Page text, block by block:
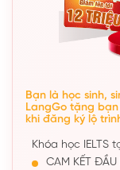
Bạn là học sinh,
LangGo tặng
khi đăng ký lộ
Khóa học IELTS
CAM KẾT